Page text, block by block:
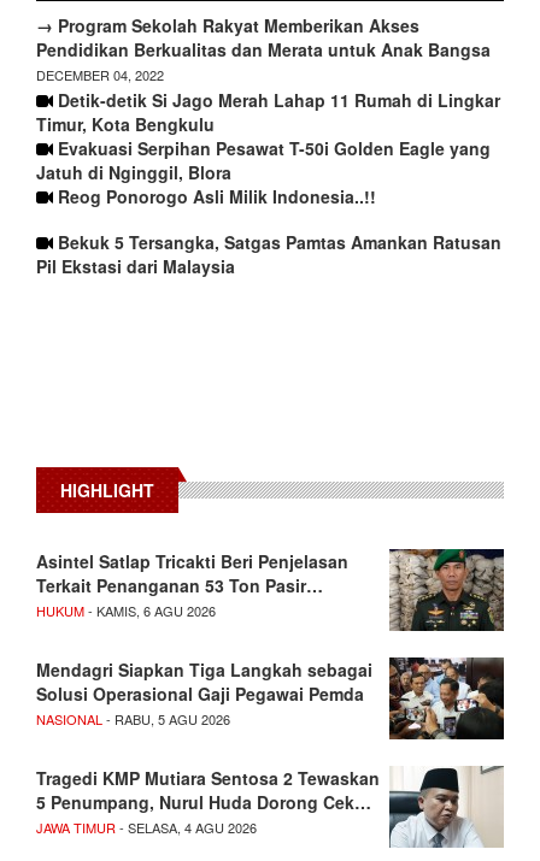
→ Program Sekolah Rakyat Memberikan Akses
Pendidikan Berkualitas dan Merata untuk Anak Bangsa
DECEMBER 04, 2022
Detik-detik Si Jago Merah Lahap 11 Rumah di Lingkar
Timur, Kota Bengkulu
Evakuasi Serpihan Pesawat T-50i Golden Eagle yang
Jatuh di Nginggil, Blora
Reog Ponorogo Asli Milik Indonesia..!!
Bekuk 5 Tersangka, Satgas Pamtas Amankan Ratusan
Pil Ekstasi dari Malaysia
HIGHLIGHT
Asintel Satlap Tricakti Beri Penjelasan
Terkait Penanganan 53 Ton Pasir…
HUKUM- KAMIS, 6 AGU 2026
Mendagri Siapkan Tiga Langkah sebagai
Solusi Operasional Gaji Pegawai Pemda
NASIONAL - RABU, 5 AGU 2026
Tragedi KMP Mutiara Sentosa 2 Tewaskan
5 Penumpang, Nurul Huda Dorong Cek…
JAWA TIMUR - SELASA, 4 AGU 2026